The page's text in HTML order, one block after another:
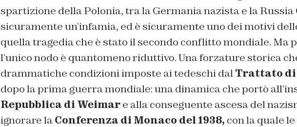
spartizione della Polonia, tra la Germania nazista e la Russia
sicuramente un’infamia, ed è sicuramente uno dei motivi
quella tragedia che è stato il secondo conflitto mondiale. Ma
l’unico nodo è quantomeno riduttivo. Una forzature storica
drammatiche condizioni imposte ai tedeschi dalTrattato di
dopo la prima guerra mondiale: una dinamica che portò
Repubblica di Weimare alla conseguente ascesa del
ignorare laConferenza di Monaco del 1938, con la quale